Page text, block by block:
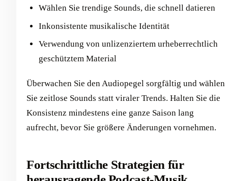
Wählen Sie trendige Sounds, die schnell datieren
Inkonsistente musikalische Identität
Verwendung von unlizenziertem urheberrechtlich
geschütztem Material
Überwachen Sie den Audiopegel sorgfältig und wählen
Sie zeitlose Sounds statt viraler Trends. Halten Sie die
Konsistenz mindestens eine ganze Saison lang
aufrecht, bevor Sie größere Änderungen vornehmen.
Fortschrittliche Strategien für